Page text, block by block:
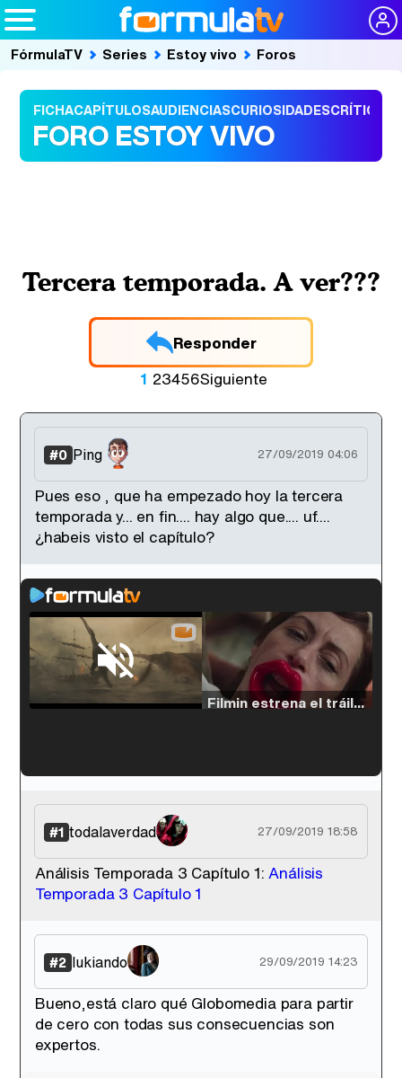
FórmulaTV Series Estoy vivo Foros
FICHACAPÍTULOSAUDIENCIASCURIOSIDADESCRÍTICAS
FORO ESTOY VIVO
Tercera temporada. A ver???
Responder
1 23456Siguiente
#0 Ping 27/09/2019 04:06
Pues eso , que ha empezado hoy la tercera
temporada y... en fin.... hay algo que.... uf....
¿habeis visto el capítulo?
Unmute
Loaded:
Filmin estrena el tráiler de 'Millennial Mal', su nueva comedia universitaria de la mano de Lorena Iglesias
'120 Minutos' celebra sus 2.000 programas en Telemadrid con un vídeo del día a día en la redacción
#1 todalaverdad 27/09/2019 18:58
Análisis Temporada 3 Capítulo 1:Análisis
Temporada 3 Capítulo 1
#2 lukiando 29/09/2019 14:23
Bueno,está claro qué Globomedia para partir
de cero con todas sus consecuencias son
expertos.